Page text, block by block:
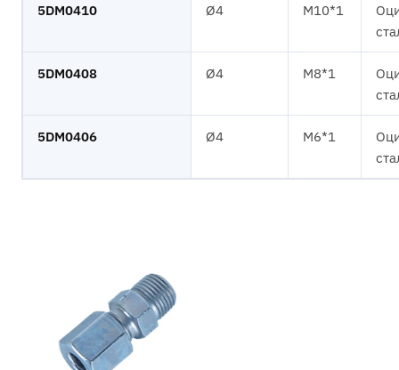
5DM0410 Ø4 M10*1
5DM0408 Ø4 M8*1
5DM0406 Ø4 M6*1